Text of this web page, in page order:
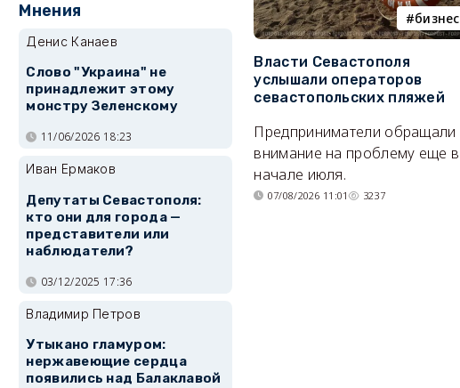
бизнес
Власти Севастополя
услышали операторов
севастопольских пляжей
Предприниматели обращали
внимание на проблему еще в
начале июля.
07/08/2026 11:01 3237
Мнения
Денис Канаев
Слово "Украина" не
принадлежит этому
монстру Зеленскому
11/06/2026 18:23
Иван Ермаков
Депутаты Севастополя:
кто они для города —
представители или
наблюдатели?
03/12/2025 17:36
Владимир Петров
Утыкано гламуром:
нержавеющие сердца
появились над Балаклавой